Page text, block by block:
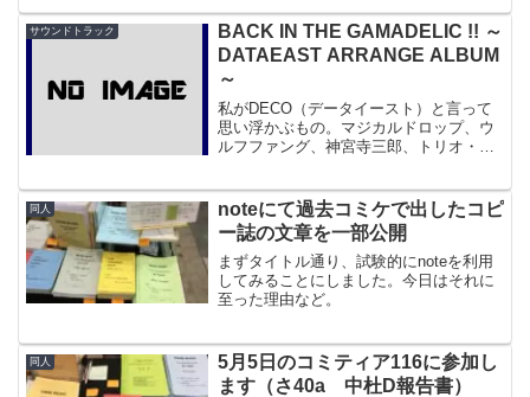
サウンドトラック
BACK IN THE GAMADELIC !! ～
DATAEAST ARRANGE ALBUM
～
私がDECO（データイースト）と言って
思い浮かぶもの。マジカルドロップ、ウ
ルフファング、神宮寺三郎、トリオ・
「ゲーマデリック」を知ったのは、たし
か高校時代に読んだゲーメス...
同人
noteにて過去コミケで出したコピ
ー誌の文章を一部公開
まずタイトル通り、試験的にnoteを利用
してみることにしました。今日はそれに
至った理由など。
同人
5月5日のコミティア116に参加し
ます（さ40a 中杜D報告書）